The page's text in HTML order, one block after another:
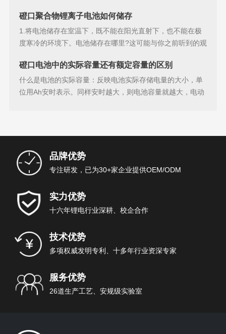
磴口聚合物锂离子电池如何储存
1.将电池储存在室温下，既不能在阳光直射下，也不能在极
度寒冷的环境下。电池储存在哪里?这可能与你之前听到的观
磴口电池中的实际容量还有额定容量的区别
什么是电池的实际容量：反映电池实际存储电量的大小，单
位用Ah安时表示。同样安时越大，则电池容量就越大，电动
品牌优势
专注研发，已为30+家企业提供OEM/ODM
实力优势
十六年锂电行业深耕、校企合作
技术优势
多项权威发明专利、十多年行业资深专家
服务优势
26道生产工艺、安规级实验室